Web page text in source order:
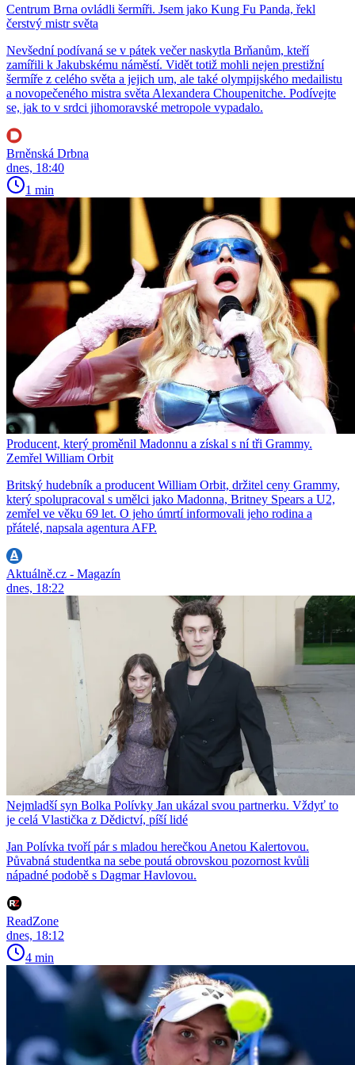
Centrum Brna ovládli šermíři. Jsem jako Kung Fu Panda, řekl
čerstvý mistr světa
Nevšední podívaná se v pátek večer naskytla Brňanům, kteří
zamířili k Jakubskému náměstí. Vidět totiž mohli nejen prestižní
šermíře z celého světa a jejich um, ale také olympijského medailistu
a novopečeného mistra světa Alexandera Choupenitche. Podívejte
se, jak to v srdci jihomoravské metropole vypadalo.
Brněnská Drbna
dnes, 18:40
1 min
Producent, který proměnil Madonnu a získal s ní tři Grammy.
Zemřel William Orbit
Britský hudebník a producent William Orbit, držitel ceny Grammy,
který spolupracoval s umělci jako Madonna, Britney Spears a U2,
zemřel ve věku 69 let. O jeho úmrtí informovali jeho rodina a
přátelé, napsala agentura AFP.
Aktuálně.cz - Magazín
dnes, 18:22
Nejmladší syn Bolka Polívky Jan ukázal svou partnerku. Vždyť to
je celá Vlastička z Dědictví, píší lidé
Jan Polívka tvoří pár s mladou herečkou Anetou Kalertovou.
Půvabná studentka na sebe poutá obrovskou pozornost kvůli
nápadné podobě s Dagmar Havlovou.
ReadZone
dnes, 18:12
4 min